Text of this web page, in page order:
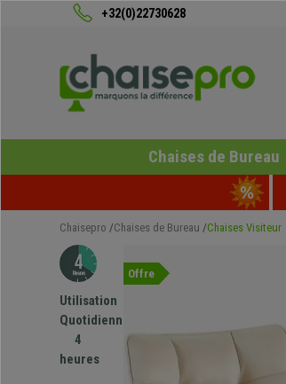
+32(0)22730628
Chaises de Bureau
Chaisepro Chaises de Bureau Chaises Visiteur
Utilisation
Quotidienne
4
heures
Offre